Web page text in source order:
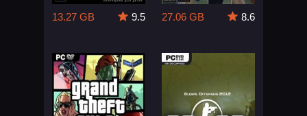
13.27 GB
9.5
27.06 GB
8.6